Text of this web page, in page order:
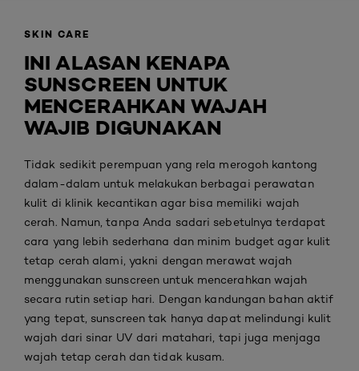
SKIN CARE
INI ALASAN KENAPA
SUNSCREEN UNTUK
MENCERAHKAN WAJAH
WAJIB DIGUNAKAN
Tidak sedikit perempuan yang rela merogoh kantong
dalam-dalam untuk melakukan berbagai perawatan
kulit di klinik kecantikan agar bisa memiliki wajah
cerah. Namun, tanpa Anda sadari sebetulnya terdapat
cara yang lebih sederhana dan minim budget agar kulit
tetap cerah alami, yakni dengan merawat wajah
menggunakan sunscreen untuk mencerahkan wajah
secara rutin setiap hari. Dengan kandungan bahan aktif
yang tepat, sunscreen tak hanya dapat melindungi kulit
wajah dari sinar UV dari matahari, tapi juga menjaga
wajah tetap cerah dan tidak kusam.